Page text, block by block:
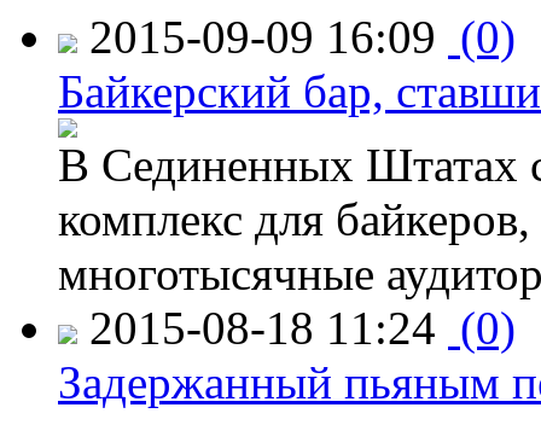
2015-09-09 16:09 (0)
Байкерский бар,
В Сединенных Штатах
комплекс для
многотысячные
2015-08-18 11:24 (0)
Задержанный пьяным